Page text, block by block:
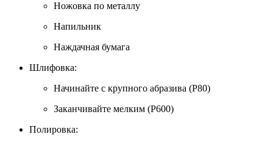
Ножовка по металлу
Напильник
Наждачная бумага
Шлифовка:
Начинайте с крупного абразива (Р80)
Заканчивайте мелким (Р600)
Полировка: